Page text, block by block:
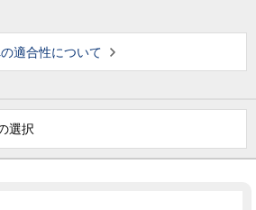
適合性について
選択